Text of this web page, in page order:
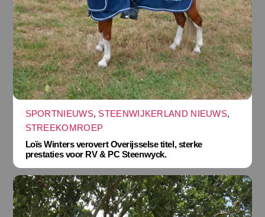
SPORTNIEUWS, STEENWIJKERLAND NIEUWS,
STREEKOMROEP
Loïs Winters verovert Overijsselse titel, sterke
prestaties voor RV & PC Steenwyck.